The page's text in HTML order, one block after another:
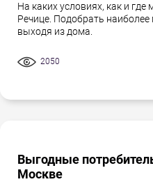
На каких условиях, как и где
Речице. Подобрать
выходя из дома.
2050
Выгодные
Москве